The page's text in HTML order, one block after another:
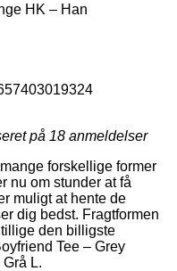
HK – Han
på 18 anmeldelser
forskellige former
nu om stunder at få
muligt at hente de
dig bedst. Fragtformen
den billigste
Tee – Grey
L.